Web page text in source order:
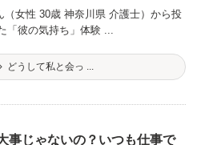
（女性 30歳 神奈川県 介護士）から投
「彼の気持ち」体験 ...
どうして私と会っ ...
事じゃないの？いつも仕事で